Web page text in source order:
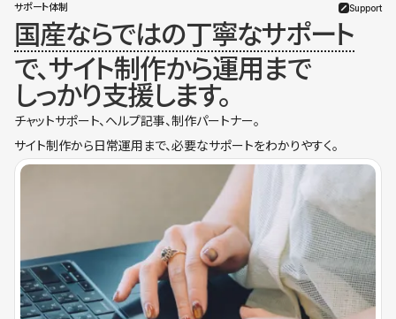
サポート体制 Support
国産ならではの丁寧なサポート
で、サイト制作から運用まで
しっかり支援します。
チャットサポート、ヘルプ記事、制作パートナー。
サイト制作から日常運用まで、必要なサポートをわかりやすく。